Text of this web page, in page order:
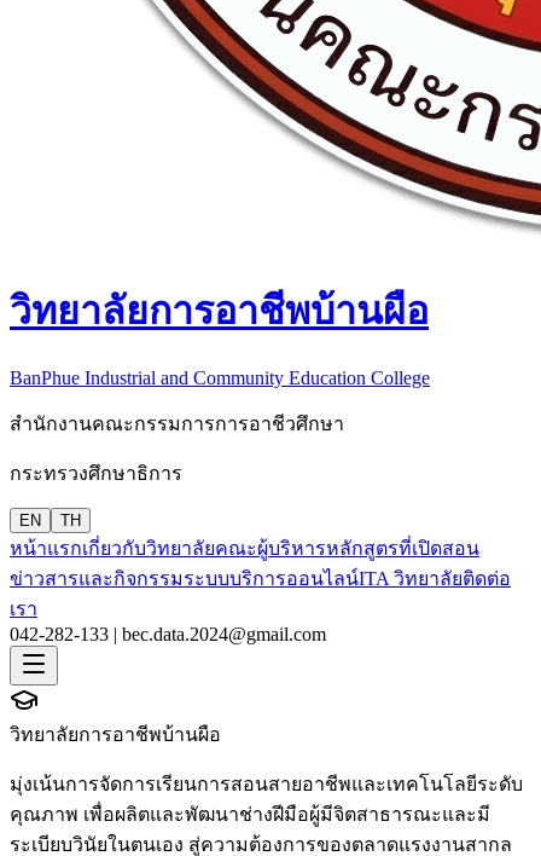
วิทยาลัยการอาชีพบ้านผือ
BanPhue Industrial and Community Education College
สำนักงานคณะกรรมการการอาชีวศึกษา
กระทรวงศึกษาธิการ
EN TH
หน้าแรกเกี่ยวกับวิทยาลัยคณะผู้บริหารหลักสูตรที่เปิดสอน
ข่าวสารและกิจกรรมระบบบริการออนไลน์ITA วิทยาลัยติดต่อ
เรา
042-282-133 | bec.data.2024@gmail.com
วิทยาลัยการอาชีพบ้านผือ
มุ่งเน้นการจัดการเรียนการสอนสายอาชีพและเทคโนโลยีระดับ
คุณภาพ เพื่อผลิตและพัฒนาช่างฝีมือผู้มีจิตสาธารณะและมี
ระเบียบวินัยในตนเอง สู่ความต้องการของตลาดแรงงานสากล